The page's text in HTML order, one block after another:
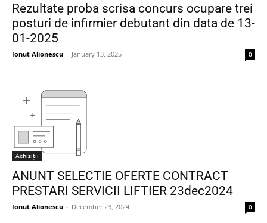
Rezultate proba scrisa concurs ocupare trei
posturi de infirmier debutant din data de 13-
01-2025
Ionut Alionescu - January 13, 2025 0
Achiziții
ANUNT SELECTIE OFERTE CONTRACT
PRESTARI SERVICII LIFTIER 23dec2024
Ionut Alionescu - December 23, 2024 0